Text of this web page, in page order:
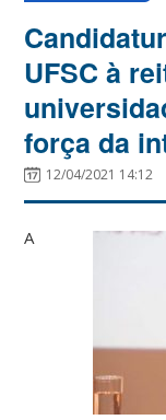
UFSC à
força da
12/04/2021 14:12
A